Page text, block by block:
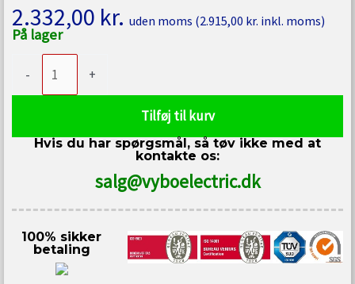
2.332,00 kr. uden moms (2.915,00 kr. inkl. moms)
På lager
-
4T0030
+
Tilføj til kurv
Hvis du har spørgsmål, så tøv ikke med at
kontakte os:
salg@vyboelectric.dk
100% sikker
betaling